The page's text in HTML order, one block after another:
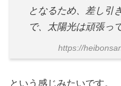
となるため、差し引
で、太陽光は頑張っ
https://
という感じみたいです。